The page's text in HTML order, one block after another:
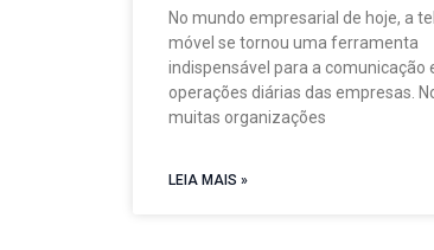
No mundo empresarial de hoje, a
móvel se tornou uma ferramenta
indispensável para a comunicação
operações diárias das empresas.
muitas organizações
LEIA MAIS »